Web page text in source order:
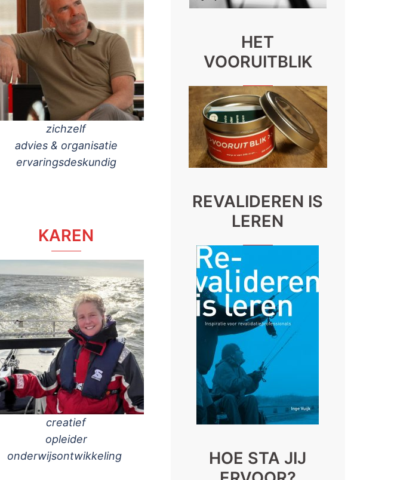
zichzelf
advies & organisatie
ervaringsdeskundig
KAREN
creatief
opleider
onderwijsontwikkeling
HET
VOORUITBLIK
REVALIDEREN IS
LEREN
HOE STA JIJ